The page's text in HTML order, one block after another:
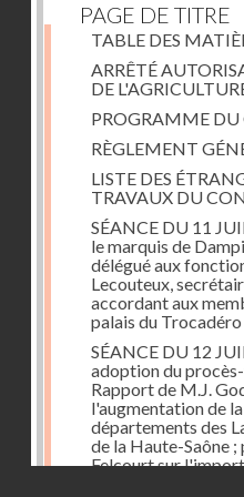
PAGE DE TITRE
TABLE DES
ARRÊTÉ
DE
PROGRAMME DU
RÈGLEMENT
LISTE DES
TRAVAUX DU
SÉANCE DU 11
le marquis de
délégué aux
Lecouteux,
accordant aux
palais du Trocadéro
SÉANCE DU 12
adoption du
Rapport de M.J.
l'augmentation de
départements des
de la Haute-Saône
Felcourt sur